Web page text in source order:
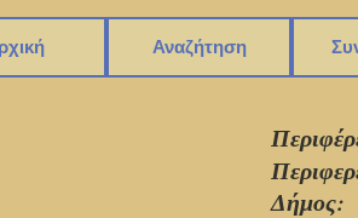
Αναζήτηση
Δήμος: